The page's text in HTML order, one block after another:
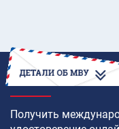
КАК
Получить